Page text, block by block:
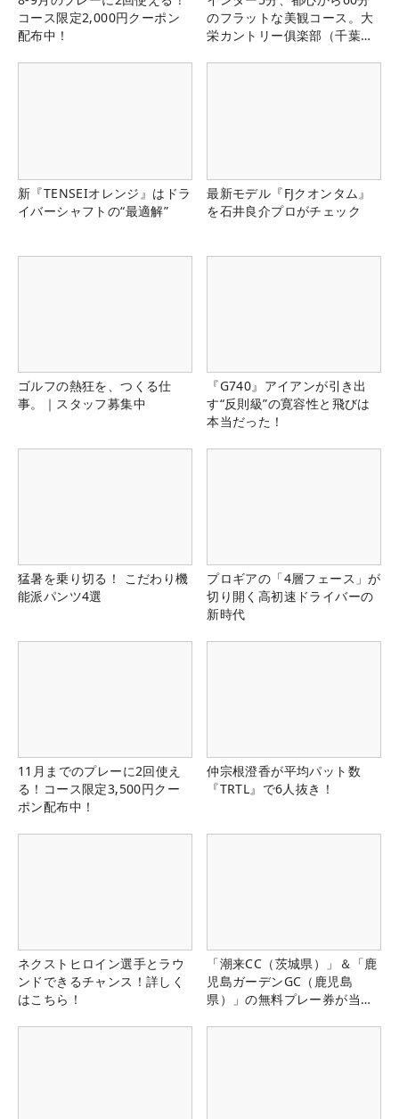
コース限定2,000円クーポン
配布中！
のフラットな美観コース。大
栄カントリー俱楽部（千葉
新『TENSEIオレンジ』はドラ
イバーシャフトの“最適解”
最新モデル『FJクオンタム』
を石井良介プロがチェック
ゴルフの熱狂を、つくる仕
事。｜スタッフ募集中
『G740』アイアンが引き出
す“反則級”の寛容性と飛びは
本当だった！
猛暑を乗り切る！ こだわり機
能派パンツ4選
プロギアの「4層フェース」が
切り開く高初速ドライバーの
新時代
11月までのプレーに2回使え
る！コース限定3,500円クー
ポン配布中！
仲宗根澄香が平均パット数
『TRTL』で6人抜き！
ネクストヒロイン選手とラウ
ンドできるチャンス！詳しく
はこちら！
「潮来CC（茨城県）」＆「鹿
児島ガーデンGC（鹿児島
県）」の無料プレー券が当た